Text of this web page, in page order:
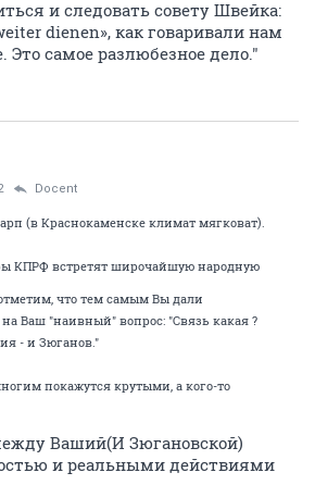
и следовать совету Швейка:
dienen», как говаривали нам
Это самое разлюбезное дело."
Docent
(в Краснокаменске климат мягковат).
КПРФ встретят широчайшую народную
что тем самым Вы дали
Ваш "наивный" вопрос: "Связь какая ?
- и Зюганов."
покажутся крутыми, а кого-то
Ваший(И Зюгановской)
и реальными действиями